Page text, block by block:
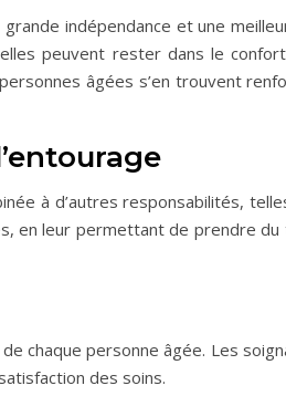
indépendance et une
peuvent rester dans le
âgées s’en trouvent
à d’autres responsabilités,
en leur permettant de prendre
chaque personne âgée. Les
des soins.